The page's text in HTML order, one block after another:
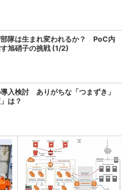
隊は生まれ変われるか？ PoC内
旭硝子の挑戦 (1/2)
入検討 ありがちな「つまずき」
は？